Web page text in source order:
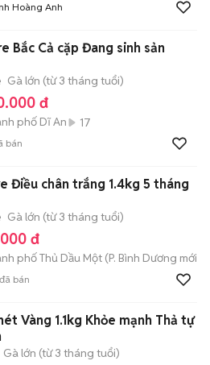
Hoàng Anh
Bắc Cả cặp Đang sinh sản
Gà lớn (từ 3 tháng tuổi)
đ
phố Dĩ An
17
bán
Điều chân trắng 1.4kg 5 tháng
Gà lớn (từ 3 tháng tuổi)
đ
phố Thủ Dầu Một (P. Bình Dương mới)
đã bán
Vàng 1.1kg Khỏe mạnh Thả tự
Gà lớn (từ 3 tháng tuổi)